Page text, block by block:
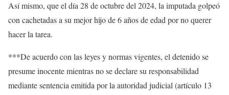
Así mismo, que el día 28 de octubre del 2024, la imputada golpeó
con cachetadas a su mejor hijo de 6 años de edad por no querer
hacer la tarea.
***De acuerdo con las leyes y normas vigentes, el detenido se
presume inocente mientras no se declare su responsabilidad
mediante sentencia emitida por la autoridad judicial (artículo 13